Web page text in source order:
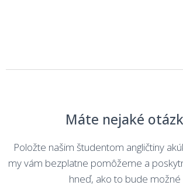
Máte nejaké
Položte našim študentom angličtiny
my vám bezplatne pomôžeme a
hneď, ako to bude možné